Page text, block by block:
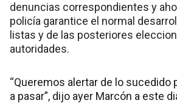
denuncias correspondientes y
policía garantice el normal
listas y de las posteriores
autoridades.
“Queremos alertar de lo sucedido
a pasar”, dijo ayer Marcón a este